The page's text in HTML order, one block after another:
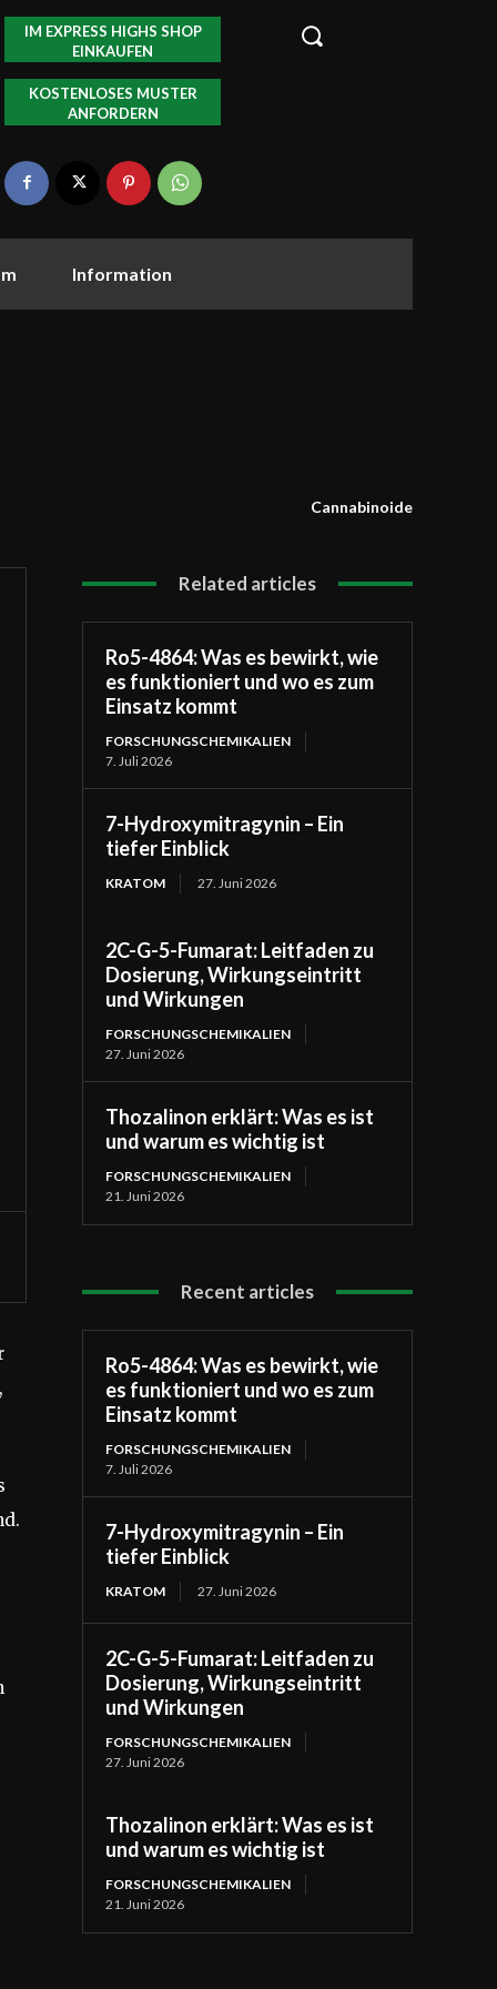
IM EXPRESS HIGHS SHOP
EINKAUFEN
KOSTENLOSES MUSTER
ANFORDERN
Information
Cannabinoide
Related articles
Ro5-4864: Was es bewirkt, wie
es funktioniert und wo es zum
Einsatz kommt
FORSCHUNGSCHEMIKALIEN
7. Juli 2026
7-Hydroxymitragynin – Ein
tiefer Einblick
KRATOM 27. Juni 2026
2C-G-5-Fumarat: Leitfaden zu
Dosierung, Wirkungseintritt
und Wirkungen
FORSCHUNGSCHEMIKALIEN
27. Juni 2026
Thozalinon erklärt: Was es ist
und warum es wichtig ist
FORSCHUNGSCHEMIKALIEN
21. Juni 2026
Recent articles
Ro5-4864: Was es bewirkt, wie
es funktioniert und wo es zum
Einsatz kommt
FORSCHUNGSCHEMIKALIEN
7. Juli 2026
7-Hydroxymitragynin – Ein
tiefer Einblick
KRATOM 27. Juni 2026
2C-G-5-Fumarat: Leitfaden zu
Dosierung, Wirkungseintritt
und Wirkungen
FORSCHUNGSCHEMIKALIEN
27. Juni 2026
Thozalinon erklärt: Was es ist
und warum es wichtig ist
FORSCHUNGSCHEMIKALIEN
21. Juni 2026